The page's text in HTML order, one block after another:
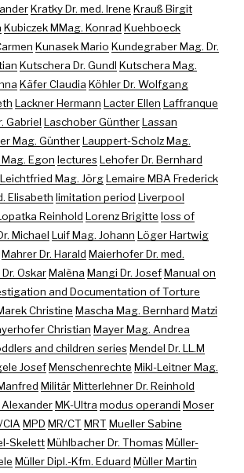
Kratky Dr. med. Irene Krauß Birgit
Kubiczek MMag. Konrad Kuehboeck
Kunasek Mario Kundegraber Mag. Dr.
Kutschera Dr. Gundl Kutschera Mag.
Käfer Claudia Köhler Dr. Wolfgang
Lackner Hermann Lacter Ellen Laffranque
Gabriel Laschober GüntherLassan
Mag. GüntherLauppert-Scholz Mag.
Egon lecturesLehofer Dr. Bernhard
Leichtfried Mag. JörgLemaire MBA Frederick
Elisabeth limitation period Liverpool
Reinhold Lorenz Brigitte loss of
Michael Luif Mag. Johann Löger Hartwig
Mahrer Dr. Harald Maierhofer Dr. med.
OskarMalèna Mangi Dr. JosefManual on
and Documentation of Torture
Christine Mascha Mag. Bernhard Matzi
Christian Mayer Mag. Andrea
and children seriesMendel Dr. LL.M
JosefMenschenrechte Mikl-Leitner Mag.
MilitärMitterlehner Dr. Reinhold
MK-Ultra modus operandi Moser
MPD MR/CT MRT Mueller Sabine
SkelettMühlbacher Dr. ThomasMüller-
Müller Dipl.-Kfm. Eduard Müller Martin